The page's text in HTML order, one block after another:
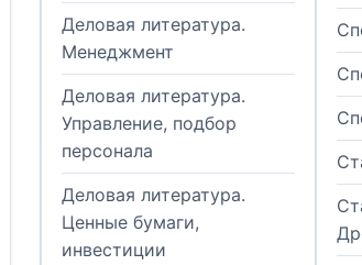
Деловая литература.
Менеджмент
Деловая литература.
Управление, подбор
персонала
Деловая литература.
Ценные бумаги,
инвестиции